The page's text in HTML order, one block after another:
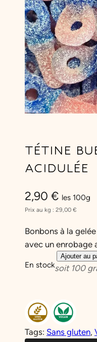
TÉTINE
ACIDULÉE
2,90 € les 100g
Prix au kg : 29,00 €
Bonbons à la
avec un enrobage
En stock
u
t
t
Ajouter au
soit 100
Tags: Sans gluten,